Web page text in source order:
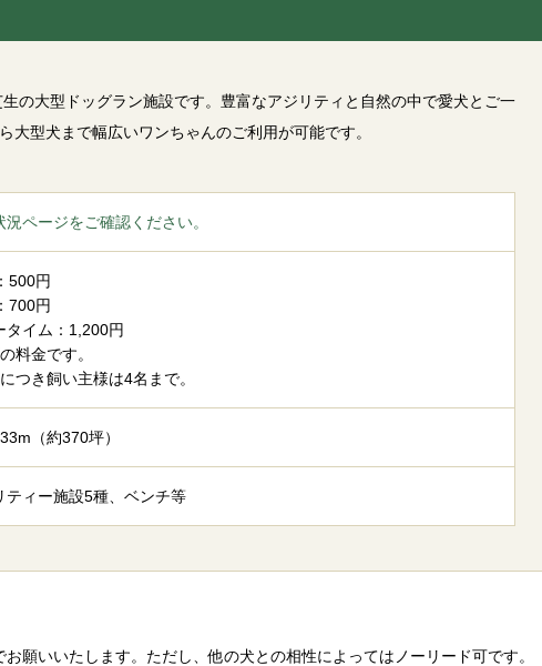
の大型ドッグラン施設です。豊富なアジリティと自然の中で愛犬とご一
大型犬まで幅広いワンちゃんのご利用が可能です。
況ページをご確認ください。
500円
700円
タイム：1,200円
料金です。
つき飼い主様は4名まで。
（約370坪）
ティー施設5種、ベンチ等
お願いいたします。ただし、他の犬との相性によってはノーリード可です。